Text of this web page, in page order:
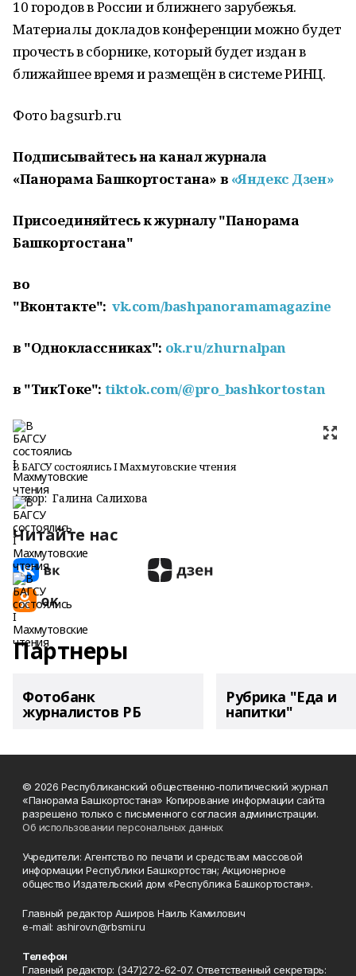
10 городов в России и ближнего зарубежья.
Материалы докладов конференции можно будет
прочесть в сборнике, который будет издан в
ближайшее время и размещён в системе РИНЦ.
Фото bagsurb.ru
Подписывайтесь на канал журнала
«Панорама Башкортостана» в «Яндекс Дзен»
Присоединяйтесь к журналу "Панорама
Башкортостана"
во
"Вконтакте":vk.com/bashpanoramamagazine
в "Одноклассниках": ok.ru/zhurnalpan
в "ТикТоке": tiktok.com/@pro_bashkortostan
В БАГСУ состоялись I Махмутовские чтения
Автор: Галина Салихова
Читайте нас
Партнеры
Фотобанк
журналистов РБ
Рубрика "Еда и
напитки"
© 2026 Республиканский общественно-политический журнал
«Панорама Башкортостана» Копирование информации сайта
разрешено только с письменного согласия администрации.
Об использовании персональных данных
Учредители: Агентство по печати и средствам массовой
информации Республики Башкортостан; Акционерное
общество Издательский дом «Республика Башкортостан».
Главный редактор Аширов Наиль Камилович
e-mail: ashirov.n@rbsmi.ru
Телефон
Главный редактор: (347)272-62-07. Ответственный секретарь: